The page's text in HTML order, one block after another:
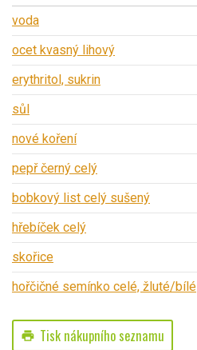
voda
ocet kvasný lihový
erythritol, sukrin
sůl
nové koření
pepř černý celý
bobkový list celý sušený
hřebíček celý
skořice
hořčičné semínko celé, žluté/bílé
print Tisk nákupního seznamu